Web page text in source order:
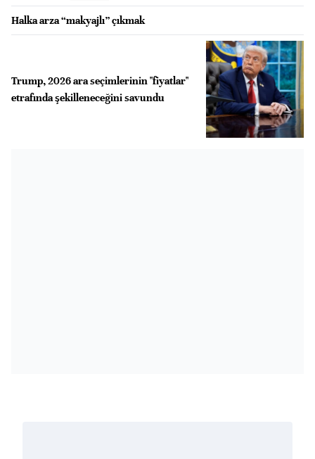
Halka arza “makyajlı” çıkmak
Trump, 2026 ara seçimlerinin "fiyatlar"
etrafında şekilleneceğini savundu